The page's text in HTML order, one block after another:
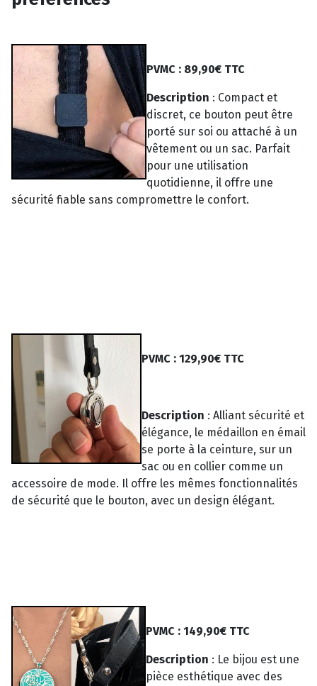
PVMC : 89,90€ TTC
Description : Compact et
discret, ce bouton peut être
porté sur soi ou attaché à un
vêtement ou un sac. Parfait
pour une utilisation
quotidienne, il offre une
sécurité fiable sans compromettre le confort.
PVMC : 129,90€ TTC
Description : Alliant sécurité et
élégance, le médaillon en émail
se porte à la ceinture, sur un
sac ou en collier comme un
accessoire de mode. Il offre les mêmes fonctionnalités
de sécurité que le bouton, avec un design élégant.
PVMC : 149,90€ TTC
Description : Le bijou est une
pièce esthétique avec des